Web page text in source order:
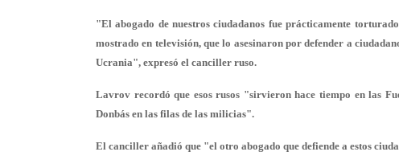
"El abogado de nuestros ciudadanos fue prácticamente
mostrado en televisión, que lo asesinaron por defender a
Ucrania", expresó el canciller ruso.
Lavrov recordó que esos rusos "sirvieron hace tiempo en las
Donbás en las filas de las milicias".
El canciller añadió que "el otro abogado que defiende a estos